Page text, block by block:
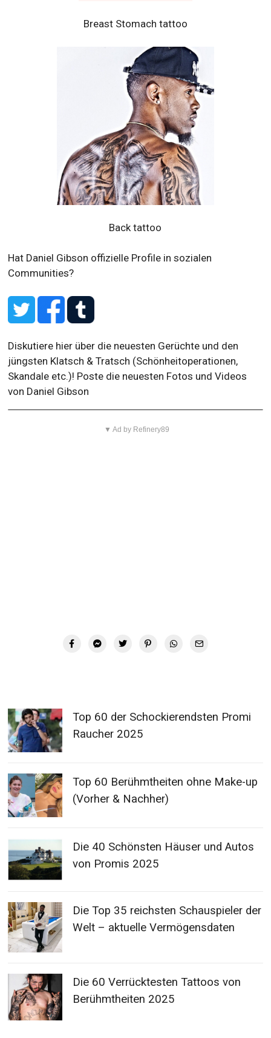
Breast Stomach tattoo
Back tattoo
Hat Daniel Gibson offizielle Profile in sozialen
Communities?
Diskutiere hier über die neuesten Gerüchte und den
jüngsten Klatsch & Tratsch (Schönheitoperationen,
Skandale etc.)! Poste die neuesten Fotos und Videos
von Daniel Gibson
▼ Ad by Refinery89
Top 60 der Schockierendsten Promi
Raucher 2025
Top 60 Berühmtheiten ohne Make-up
(Vorher & Nachher)
Die 40 Schönsten Häuser und Autos
von Promis 2025
Die Top 35 reichsten Schauspieler der
Welt – aktuelle Vermögensdaten
Die 60 Verrücktesten Tattoos von
Berühmtheiten 2025